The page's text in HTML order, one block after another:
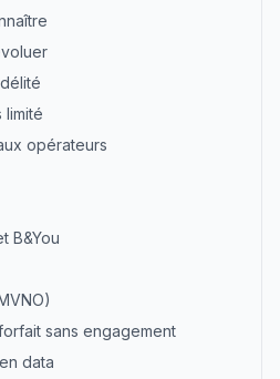
limité
opérateurs
B&You
sans engagement
data